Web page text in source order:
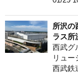
所沢の
ラス所
西武グ
リュ
西武鉄